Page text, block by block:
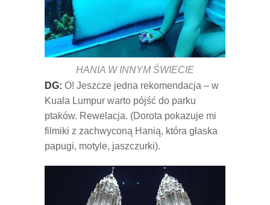
HANIA W INNYM ŚWIECIE
DG: O! Jeszcze jedna rekomendacja – w
Kuala Lumpur warto pójść do parku
ptaków. Rewelacja. (Dorota pokazuje mi
filmiki z zachwyconą Hanią, która głaska
papugi, motyle, jaszczurki).